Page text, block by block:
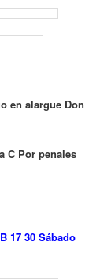
en alargue Don
C Por penales
17 30 Sábado